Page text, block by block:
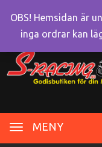
MENY
OBS! Hemsidan är
inga ordrar kan